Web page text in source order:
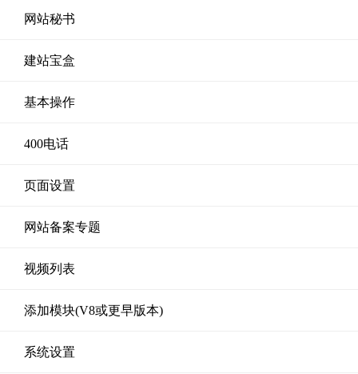
网站秘书
建站宝盒
基本操作
400电话
页面设置
网站备案专题
视频列表
添加模块(V8或更早版本)
系统设置